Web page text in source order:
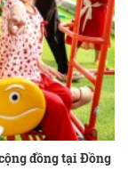
đồng tại Đồng